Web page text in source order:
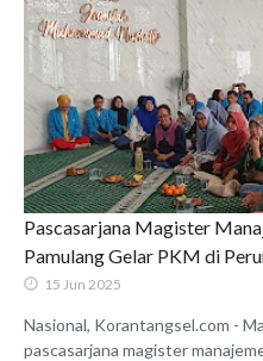
Pascasarjana Magister
Pamulang Gelar PKM di
15 Jun 2025
Nasional, Korantangsel.com -
pascasarjana magister